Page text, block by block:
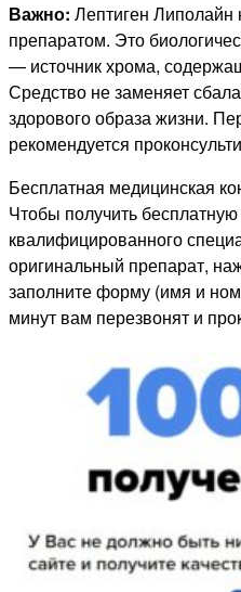
Важно: Лептиген Липолайн
препаратом. Это
— источник хрома,
Средство не заменяет
здорового образа жизни.
рекомендуется
Бесплатная медицинская
Чтобы получить
квалифицированного
оригинальный препарат,
заполните форму (имя и
минут вам перезвонят и